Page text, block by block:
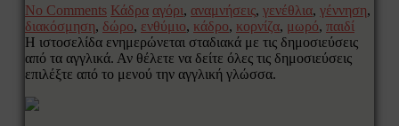
No Comments Κάδρα αγόρι, αναμνήσεις, γενέθλια, γέννηση,
διακόσμηση, δώρο, ενθύμιο, κάδρο, κορνίζα, μωρό, παιδί
Η ιστοσελίδα ενημερώνεται σταδιακά με τις δημοσιεύσεις
από τα αγγλικά. Αν θέλετε να δείτε όλες τις δημοσιεύσεις
επιλέξτε από το μενού την αγγλική γλώσσα.